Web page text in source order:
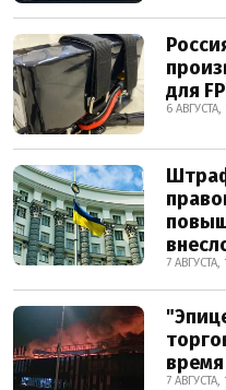
для
6 АВГУСТА,
7 АВГУСТА,
7 АВГУСТА,